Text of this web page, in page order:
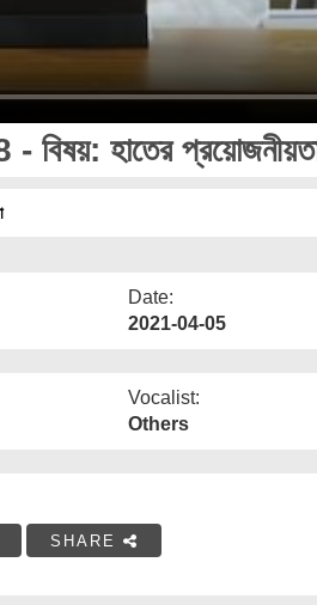
- বিষয়: হাতের
Date:
2021-04-05
Vocalist:
Others
SHARE